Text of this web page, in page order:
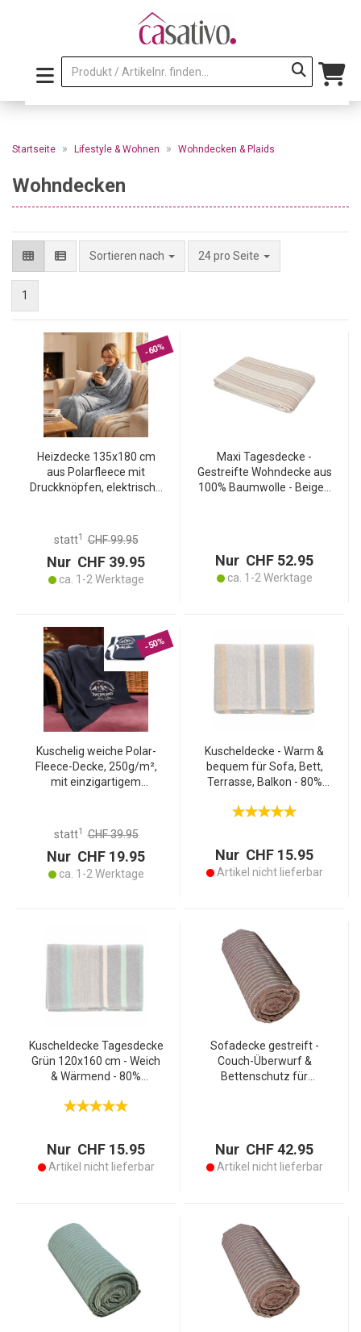
Startseite » Lifestyle & Wohnen » Wohndecken & Plaids
Wohndecken
Sortieren nach 24 pro Seite
1
-60%
Heizdecke 135x180 cm
aus Polarfleece mit
Druckknöpfen, elektrische
Heizkissen nutzbar,
Kuscheldecke
statt1 CHF 99.95
Nur CHF 39.95
ca. 1-2 Werktage
Maxi Tagesdecke -
Gestreifte Wohndecke aus
100% Baumwolle - Beige -
Nur CHF 52.95
ca. 1-2 Werktage
-50%
Kuschelig weiche Polar-
Fleece-Decke, 250g/m²,
mit einzigartigem
Premium-Decke für
statt1 CHF 39.95
Nur CHF 19.95
ca. 1-2 Werktage
Kuscheldecke - Warm &
bequem für Sofa, Bett,
Terrasse, Balkon - 80%
Polyester,
Nur CHF 15.95
Artikel nicht lieferbar
Kuscheldecke Tagesdecke
Grün 120x160 cm - Weich
& Wärmend - 80%
- Ideal für Sofa, Bett,
Nur CHF 15.95
Artikel nicht lieferbar
Sofadecke gestreift -
Couch-Überwurf &
Bettenschutz für
Nur CHF 42.95
Artikel nicht lieferbar